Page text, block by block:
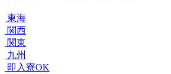
東海
関西
関東
九州
即入寮OK